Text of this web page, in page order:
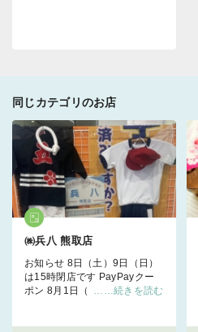
同じカテゴリのお店
㈱兵八 熊取店
お知らせ 8日（土）9日（日）
は15時閉店です PayPayクー
ポン 8月1日（
……続きを読む